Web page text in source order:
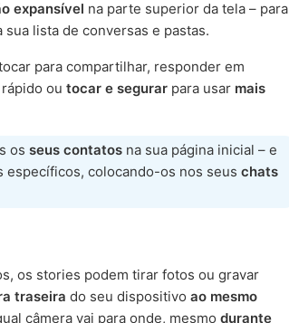
expansível na parte superior da tela – para
sua lista de conversas e pastas.
para compartilhar, responder em
rápido outocar e segurar para usar mais
os seus contatos na sua página inicial – e
específicos, colocando-os nos seus chats
os stories podem tirar fotos ou gravar
traseira do seu dispositivo ao mesmo
câmera vai para onde, mesmo durante